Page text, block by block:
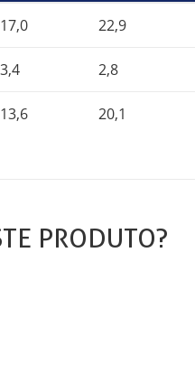
17,0 22,9
3,4 2,8
13,6 20,1
PRODUTO?